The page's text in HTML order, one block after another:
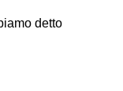
detto